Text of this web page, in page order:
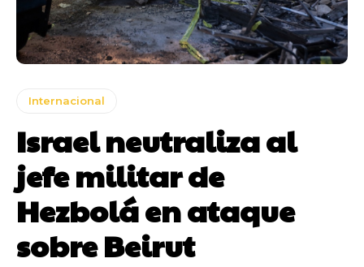
Internacional
Israel neutraliza al
jefe militar de
Hezbolá en ataque
sobre Beirut